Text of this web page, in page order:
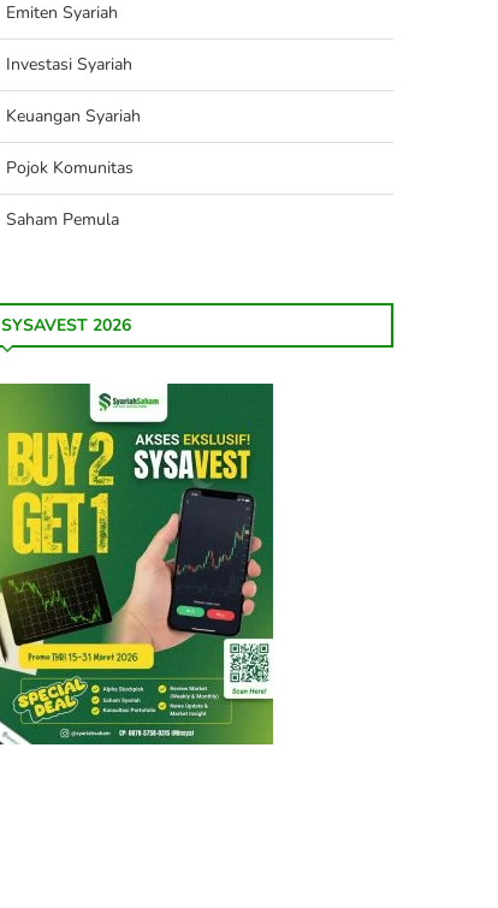
Emiten Syariah
Investasi Syariah
Keuangan Syariah
Pojok Komunitas
Saham Pemula
SYSAVEST 2026